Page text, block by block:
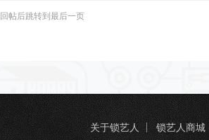
回帖后跳转到最后一页
关于锁艺人 锁艺人商城